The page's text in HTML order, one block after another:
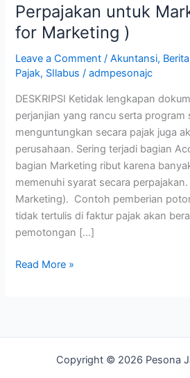
Perpajakan untuk
for Marketing )
Leave a Comment /Akuntansi, Berita
Pajak, SIlabus /admpesonajc
DESKRIPSI Ketidak lengkapan
perjanjian yang rancu serta program
menguntungkan secara pajak juga
perusahaan. Sering terjadi bagian
bagian Marketing ribut karena
memenuhi syarat secara
Marketing). Contoh pemberian
tidak tertulis di faktur pajak akan
pemotongan […]
Perpajakan
untuk
Marketing(
Tax
for
Marketing
Read More »
Copyright © 2026 Pesona